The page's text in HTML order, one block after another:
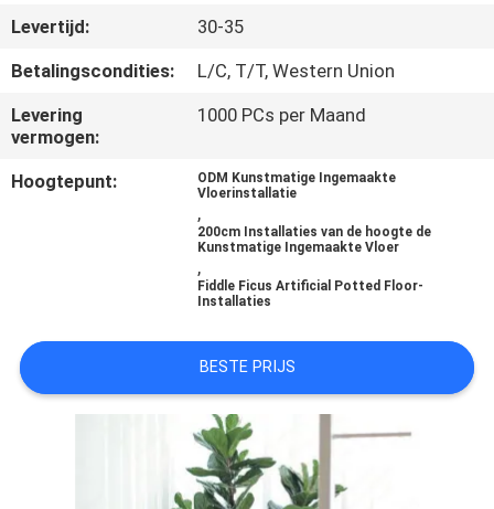
NEEM
CONTACT
ONS
OP
OFFERTE
AANVRAGEN
Levertijd:
30-35
Betalingscondities:
L/C, T/T, Western Union
Levering
vermogen:
1000 PCs per Maand
Hoogtepunt:
ODM Kunstmatige Ingemaakte
Vloerinstallatie
,
200cm Installaties van de hoogte de
Kunstmatige Ingemaakte Vloer
,
Fiddle Ficus Artificial Potted Floor-
Installaties
BESTE PRIJS